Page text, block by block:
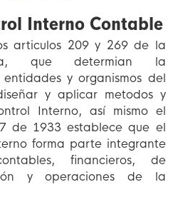
Interno Contable
articulos 209 y 269 de la
que determian la
y organismos del
y aplicar metodos y
Interno, así mismo el
de 1933 establece que el
forma parte integrante
financieros, de
y operaciones de la